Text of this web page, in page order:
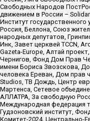
Свободных Народов
движением в России –
Институт
Россия, Беллона, Союз
народных депутатов,
Инк, Завет церквей TCCN,
Gazeta-Europe, Алтай
Чернигов, Фонд Дом Прав
имени Бориса Звозскова,
человека Ереван, Дом прав
Studios, ТВ Дождь, Центр
Мартенса, Сетевое
АЛЛАТРА, За свободную
Международная федерация
Гудзоновский институт,
Комитет-2024, Центрально-